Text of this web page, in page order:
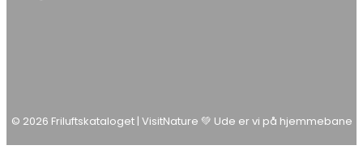
© 2026 Friluftskataloget | VisitNature 💚 Ude er vi på hjemmebane